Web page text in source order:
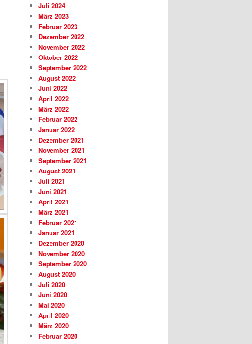
Juli 2024
März 2023
Februar 2023
Dezember 2022
November 2022
Oktober 2022
September 2022
August 2022
Juni 2022
April 2022
März 2022
Februar 2022
Januar 2022
Dezember 2021
November 2021
September 2021
August 2021
Juli 2021
Juni 2021
April 2021
März 2021
Februar 2021
Januar 2021
Dezember 2020
November 2020
September 2020
August 2020
Juli 2020
Juni 2020
Mai 2020
April 2020
März 2020
Februar 2020